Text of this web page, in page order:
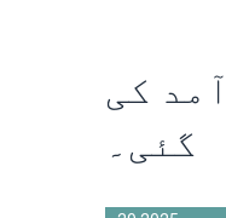
کی
گئی۔